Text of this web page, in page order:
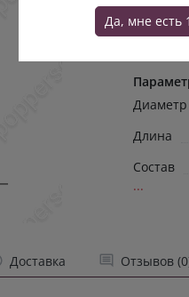
Да, мне есть
Диаметр
Длина
Состав
...
Доставка Отзывов